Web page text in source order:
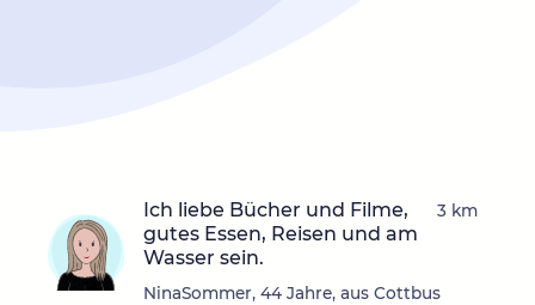
Ich liebe Bücher und Filme,
gutes Essen, Reisen und am
Wasser sein.
NinaSommer, 44 Jahre, aus Cottbus
3 km